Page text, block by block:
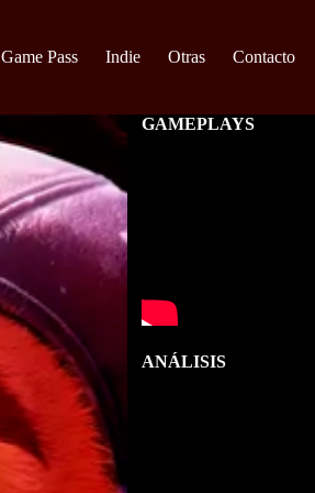
Game Pass Indie Otras Contacto
GAMEPLAYS
ANÁLISIS